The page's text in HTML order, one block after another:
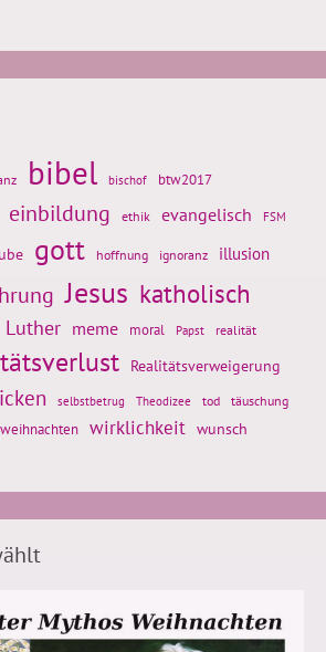
bibel bischof btw2017
einbildung ethik evangelisch FSM
gott hoffnung ignoranz illusion
Jesus katholisch
Luther meme moral Papst realität
Realitätsverweigerung
selbstbetrug Theodizee tod täuschung
weihnachten wirklichkeit wunsch